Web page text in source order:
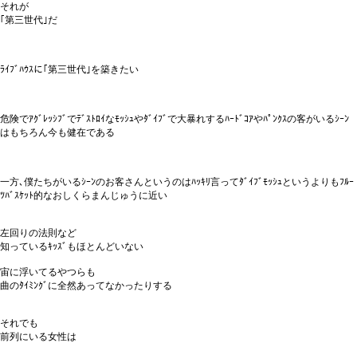
それが
｢第三世代｣だ
ﾗｲﾌﾞﾊｳｽに｢第三世代｣を築きたい
危険でｱｸﾞﾚｯｼﾌﾞでﾃﾞｽﾄﾛｲなﾓｯｼｭやﾀﾞｲﾌﾞで大暴れするﾊｰﾄﾞｺｱやﾊﾟﾝｸｽの客がいるｼｰﾝ
はもちろん今も健在である
一方､僕たちがいるｼｰﾝのお客さんというのはﾊｯｷﾘ言ってﾀﾞｲﾌﾞﾓｯｼｭというよりもﾌﾙｰ
ﾂﾊﾞｽｹｯﾄ的なおしくらまんじゅうに近い
左回りの法則など
知っているｷｯｽﾞもほとんどいない
宙に浮いてるやつらも
曲のﾀｲﾐﾝｸﾞに全然あってなかったりする
それでも
前列にいる女性は